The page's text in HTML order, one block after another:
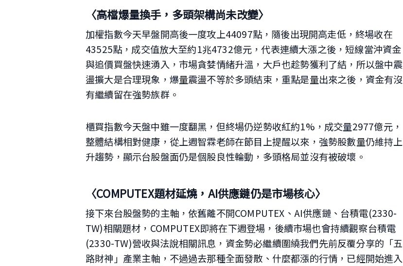
〈高檔爆量換手，多頭架構尚未改變〉
加權指數今天早盤開高後一度攻上44097點，隨後出現開高走低，終場收在
43525點，成交值放大至約1兆4732億元，代表連續大漲之後，短線當沖資金
與追價買盤快速湧入，市場貪婪情緒升溫，大戶也趁勢獲利了結，所以盤中震
盪擴大是合理現象，爆量震盪不等於多頭結束，重點是量出來之後，資金有沒
有繼續留在強勢族群。
櫃買指數今天盤中雖一度翻黑，但終場仍逆勢收紅約1%，成交量2977億元，
整體結構相對健康，從上週智霖老師在節目上提醒以來，強勢股數量仍維持上
升趨勢，顯示台股盤面仍是個股良性輪動，多頭格局並沒有被破壞。
〈COMPUTEX題材延燒，AI供應鏈仍是市場核心〉
接下來台股盤勢的主軸，依舊離不開COMPUTEX、AI供應鏈、台積電(2330-
TW)相關題材，COMPUTEX即將在下週登場，後續市場也會持續觀察台積電
(2330-TW)營收與法說相關訊息，資金勢必繼續圍繞我們先前反覆分享的「五
路財神」產業主軸，不過過去那種全面發散、什麼都漲的行情，已經開始進入